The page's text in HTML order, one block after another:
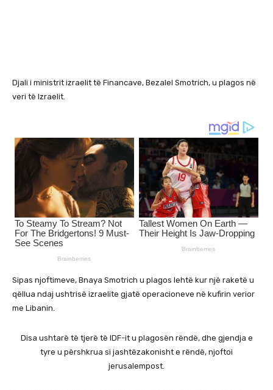
Djali i ministrit izraelit të Financave, Bezalel Smotrich, u plagos në
veri të Izraelit.
Sipas njoftimeve, Bnaya Smotrich u plagos lehtë kur një raketë u
qëllua ndaj ushtrisë izraelite gjatë operacioneve në kufirin verior
me Libanin.
Disa ushtarë të tjerë të IDF-it u plagosën rëndë, dhe gjendja e
tyre u përshkrua si jashtëzakonisht e rëndë, njoftoi
jerusalempost.